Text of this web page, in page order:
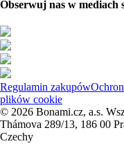
Obserwuj nas w mediach
Regulamin zakupów
plików cookie
© 2026 Bonami.cz, a.s.
Thámova 289/13, 186 00
Czechy